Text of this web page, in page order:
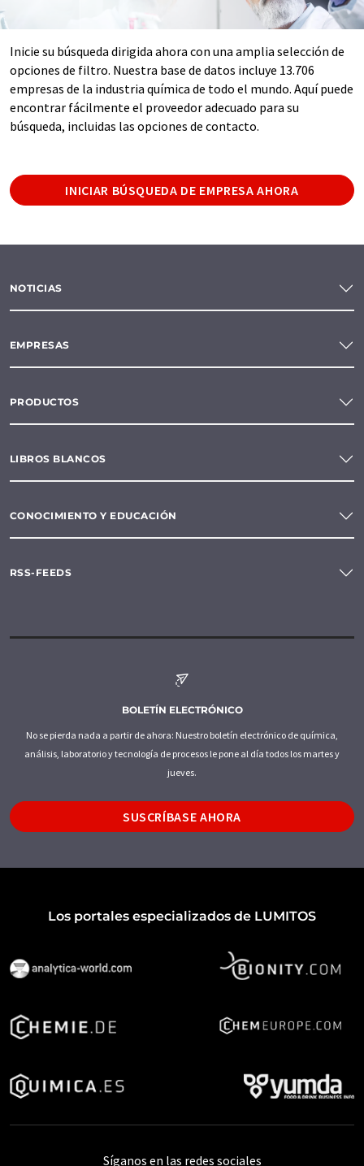
Inicie su búsqueda dirigida ahora con una amplia selección de
opciones de filtro. Nuestra base de datos incluye 13.706
empresas de la industria química de todo el mundo. Aquí puede
encontrar fácilmente el proveedor adecuado para su
búsqueda, incluidas las opciones de contacto.
INICIAR BÚSQUEDA DE EMPRESA AHORA
NOTICIAS
EMPRESAS
PRODUCTOS
LIBROS BLANCOS
CONOCIMIENTO Y EDUCACIÓN
RSS-FEEDS
BOLETÍN ELECTRÓNICO
No se pierda nada a partir de ahora: Nuestro boletín electrónico de química,
análisis, laboratorio y tecnología de procesos le pone al día todos los martes y
jueves.
SUSCRÍBASE AHORA
Los portales especializados de LUMITOS
Síganos en las redes sociales